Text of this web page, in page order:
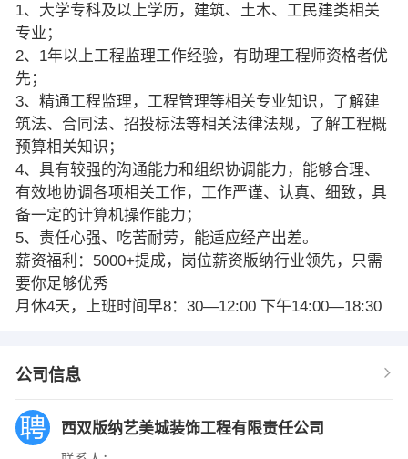
1、大学专科及以上学历，建筑、土木、工民建类相关
专业；
2、1年以上工程监理工作经验，有助理工程师资格者优
先；
3、精通工程监理，工程管理等相关专业知识，了解建
筑法、合同法、招投标法等相关法律法规，了解工程概
预算相关知识；
4、具有较强的沟通能力和组织协调能力，能够合理、
有效地协调各项相关工作，工作严谨、认真、细致，具
备一定的计算机操作能力；
5、责任心强、吃苦耐劳，能适应经产出差。
薪资福利：5000+提成，岗位薪资版纳行业领先，只需
要你足够优秀
月休4天，上班时间早8：30—12:00 下午14:00—18:30
公司信息
西双版纳艺美城装饰工程有限责任公司